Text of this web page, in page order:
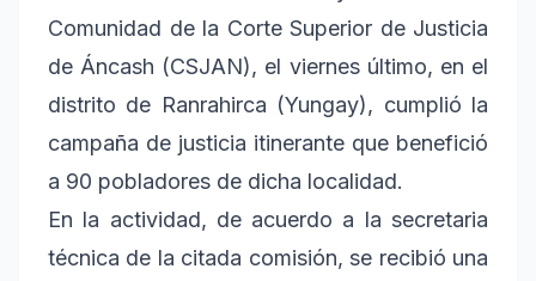
Comunidad de la Corte Superior de Justicia
de Áncash (CSJAN), el viernes último, en el
distrito de Ranrahirca (Yungay), cumplió la
campaña de justicia itinerante que benefició
a 90 pobladores de dicha localidad.
En la actividad, de acuerdo a la secretaria
técnica de la citada comisión, se recibió una